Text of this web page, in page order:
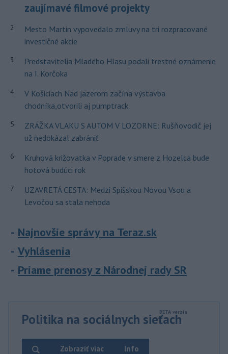
zaujímavé filmové projekty
2
Mesto Martin vypovedalo zmluvy na tri rozpracované
investičné akcie
3
Predstavitelia Mladého Hlasu podali trestné oznámenie
na I. Korčoka
4
V Košiciach Nad jazerom začína výstavba
chodníka,otvorili aj pumptrack
5
ZRÁŽKA VLAKU S AUTOM V LOZORNE: Rušňovodič jej
už nedokázal zabrániť
6
Kruhová križovatka v Poprade v smere z Hozelca bude
hotová budúci rok
7
UZAVRETÁ CESTA: Medzi Spišskou Novou Vsou a
Levočou sa stala nehoda
Najnovšie správy na Teraz.sk
Vyhlásenia
Priame prenosy z Národnej rady SR
Politika na sociálnych sieťach
Info
Zobraziť viac